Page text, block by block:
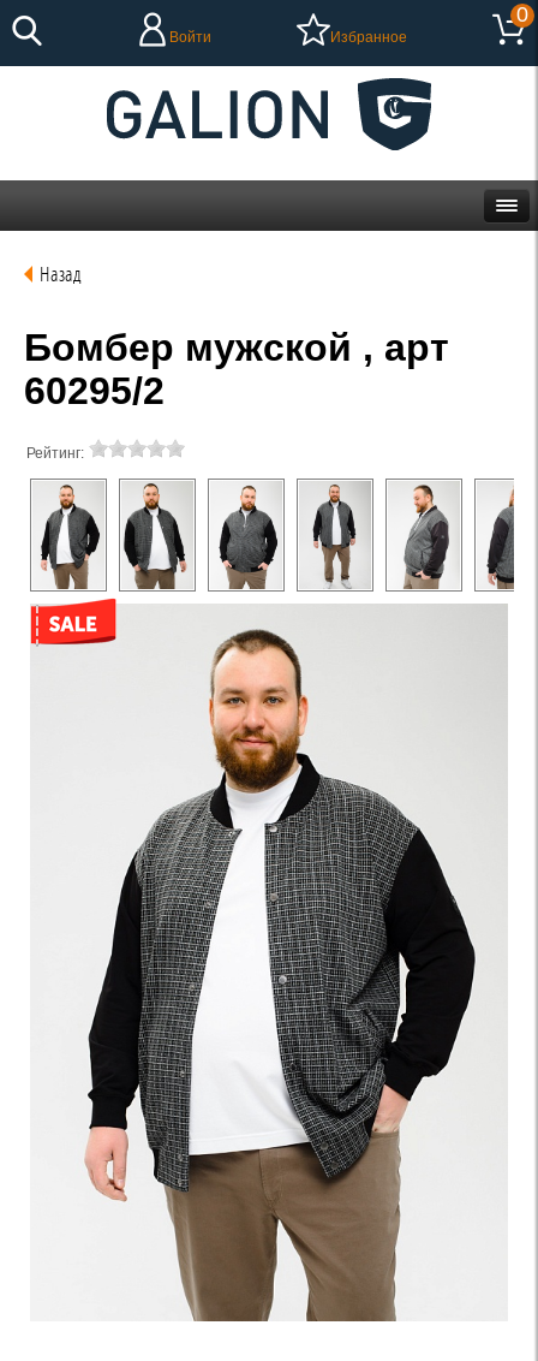
Войти Избранное
0
Назад
Бомбер мужской , арт
60295/2
Рейтинг: